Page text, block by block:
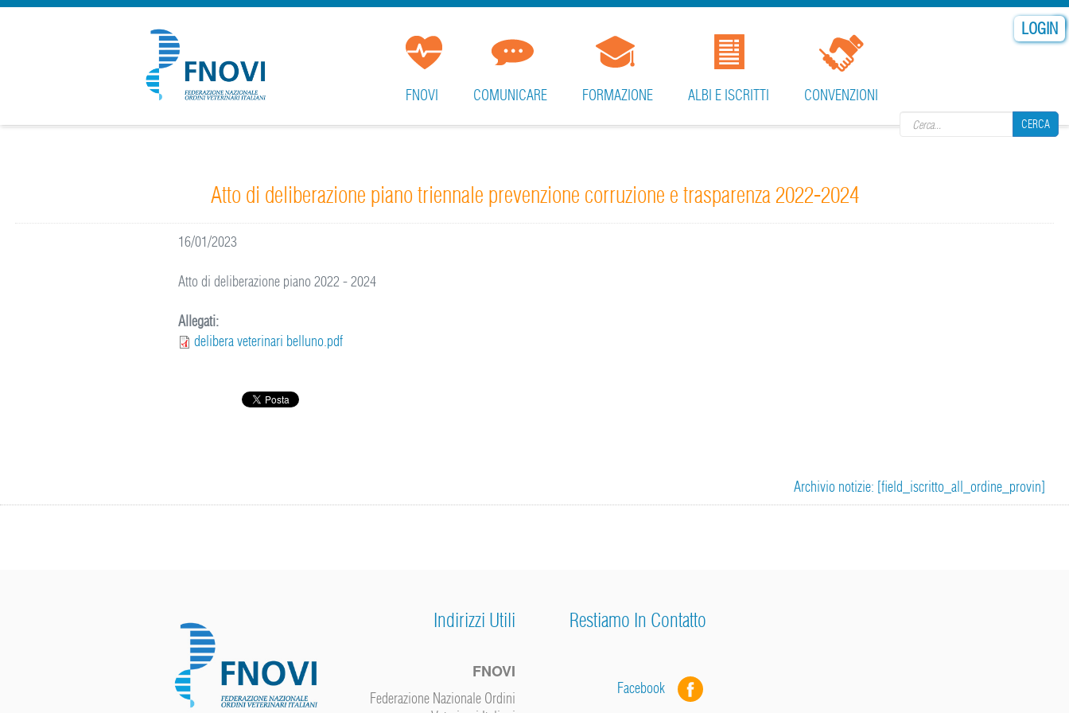
LOGIN
CERCA
FNOVI COMUNICARE FORMAZIONE ALBI E ISCRITTI CONVENZIONI
Atto di deliberazione piano triennale prevenzione corruzione e trasparenza 2022-2024
16/01/2023
Atto di deliberazione piano 2022 - 2024
Allegati:
delibera veterinari belluno.pdf
Archivio notizie: [field_iscritto_all_ordine_provin]
Indirizzi Utili
FNOVI
Federazione Nazionale Ordini
Restiamo In Contatto
Facebook